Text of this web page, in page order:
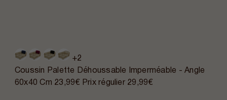
+2
Coussin Palette Déhoussable Imperméable - Angle
60x40 Cm 23,99€ Prix régulier 29,99€